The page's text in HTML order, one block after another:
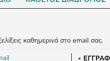
καθημερινά στο email σας.